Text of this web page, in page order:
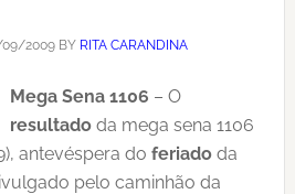
09/2009BY RITA CARANDINA
Mega Sena 1106 – O
resultadoda mega sena 1106
antevéspera do feriadoda
pelo caminhão da